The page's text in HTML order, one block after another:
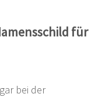
für
bei der